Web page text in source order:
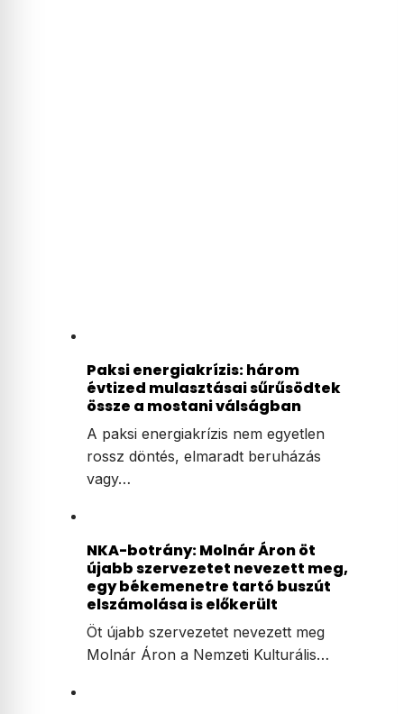
Paksi energiakrízis: három
évtized mulasztásai sűrűsödtek
össze a mostani válságban
A paksi energiakrízis nem egyetlen
rossz döntés, elmaradt beruházás
vagy…
NKA-botrány: Molnár Áron öt
újabb szervezetet nevezett meg,
egy békemenetre tartó buszút
elszámolása is előkerült
Öt újabb szervezetet nevezett meg
Molnár Áron a Nemzeti Kulturális…